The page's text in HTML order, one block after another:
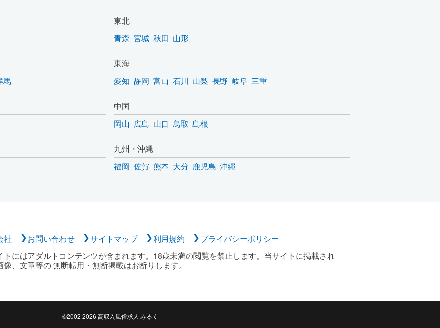
東北
青森 宮城 秋田 山形
馬
東海
愛知 静岡 富山 石川 山梨 長野 岐阜 三重
中国
岡山 広島 山口 鳥取 島根
九州・沖縄
福岡 佐賀 熊本 大分 鹿児島 沖縄
社 お問い合わせ サイトマップ 利用規約
プライバシーポリシー
トにはアダルトコンテンツが含まれます。18歳未満の閲覧を禁止します。当サイトに掲載され
像、文章等の 無断転用・無断掲載はお断りします。
©2002-2026 高収入風俗求人 みるく